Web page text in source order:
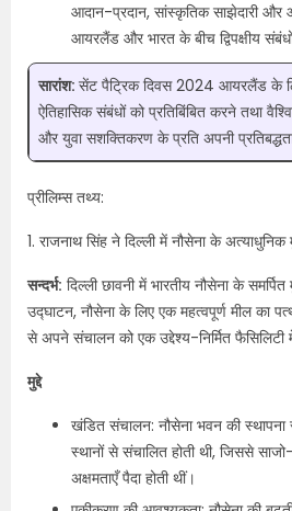
आदान-प्रदान, सांस्कृतिक साझेदारी और
आयरलैंड और भारत के बीच द्विपक्षीय
सारांश: सेंट पैट्रिक दिवस 2024 आयरलैंड के
ऐतिहासिक संबंधों को प्रतिबिंबित करने तथा
और युवा सशक्तिकरण के प्रति अपनी
प्रीलिम्स तथ्य:
1. राजनाथ सिंह ने दिल्ली में नौसेना के
सन्दर्भ: दिल्ली छावनी में भारतीय नौसेना के
उद्घाटन, नौसेना के लिए एक महत्वपूर्ण मील का
से अपने संचालन को एक उद्देश्य-निर्मित
मुद्दे
खंडित संचालन: नौसेना भवन की स्थापना
स्थानों से संचालित होती थी, जिससे
अक्षमताएँ पैदा होती थीं।